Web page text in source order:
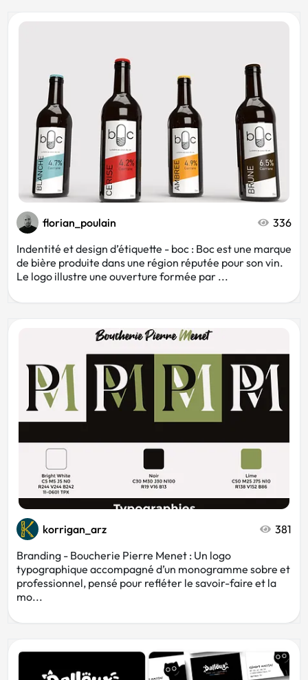
florian_poulain
336
Indentité et design d’étiquette - boc : Boc est une marque
de bière produite dans une région réputée pour son vin.
Le logo illustre une ouverture formée par ...
korrigan_arz
381
Branding - Boucherie Pierre Menet : Un logo
typographique accompagné d’un monogramme sobre et
professionnel, pensé pour refléter le savoir-faire et la
mo...